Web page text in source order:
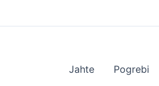
Jahte Pogrebi